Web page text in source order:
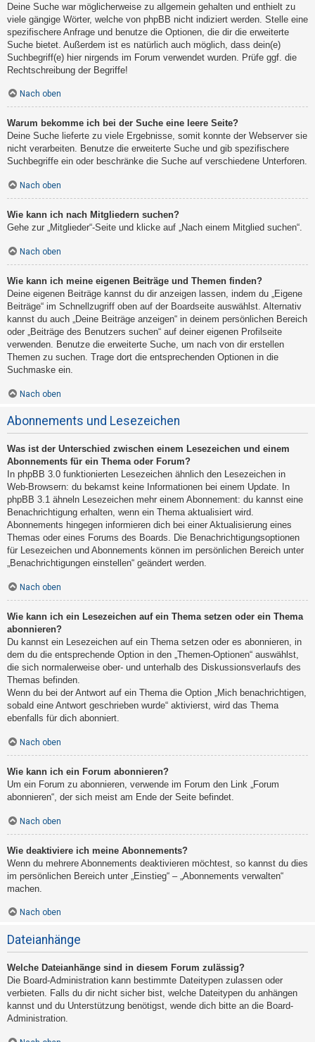
Deine Suche war möglicherweise zu allgemein gehalten und enthielt zu
viele gängige Wörter, welche von phpBB nicht indiziert werden. Stelle eine
spezifischere Anfrage und benutze die Optionen, die dir die erweiterte
Suche bietet. Außerdem ist es natürlich auch möglich, dass dein(e)
Suchbegriff(e) hier nirgends im Forum verwendet wurden. Prüfe ggf. die
Rechtschreibung der Begriffe!
Nach oben
Warum bekomme ich bei der Suche eine leere Seite?
Deine Suche lieferte zu viele Ergebnisse, somit konnte der Webserver sie
nicht verarbeiten. Benutze die erweiterte Suche und gib spezifischere
Suchbegriffe ein oder beschränke die Suche auf verschiedene Unterforen.
Nach oben
Wie kann ich nach Mitgliedern suchen?
Gehe zur „Mitglieder“-Seite und klicke auf „Nach einem Mitglied suchen“.
Nach oben
Wie kann ich meine eigenen Beiträge und Themen finden?
Deine eigenen Beiträge kannst du dir anzeigen lassen, indem du „Eigene
Beiträge“ im Schnellzugriff oben auf der Boardseite auswählst. Alternativ
kannst du auch „Deine Beiträge anzeigen“ in deinem persönlichen Bereich
oder „Beiträge des Benutzers suchen“ auf deiner eigenen Profilseite
verwenden. Benutze die erweiterte Suche, um nach von dir erstellen
Themen zu suchen. Trage dort die entsprechenden Optionen in die
Suchmaske ein.
Nach oben
Abonnements und Lesezeichen
Was ist der Unterschied zwischen einem Lesezeichen und einem
Abonnements für ein Thema oder Forum?
In phpBB 3.0 funktionierten Lesezeichen ähnlich den Lesezeichen in
Web-Browsern: du bekamst keine Informationen bei einem Update. In
phpBB 3.1 ähneln Lesezeichen mehr einem Abonnement: du kannst eine
Benachrichtigung erhalten, wenn ein Thema aktualisiert wird.
Abonnements hingegen informieren dich bei einer Aktualisierung eines
Themas oder eines Forums des Boards. Die Benachrichtigungsoptionen
für Lesezeichen und Abonnements können im persönlichen Bereich unter
„Benachrichtigungen einstellen“ geändert werden.
Nach oben
Wie kann ich ein Lesezeichen auf ein Thema setzen oder ein Thema
abonnieren?
Du kannst ein Lesezeichen auf ein Thema setzen oder es abonnieren, in
dem du die entsprechende Option in den „Themen-Optionen“ auswählst,
die sich normalerweise ober- und unterhalb des Diskussionsverlaufs des
Themas befinden.
Wenn du bei der Antwort auf ein Thema die Option „Mich benachrichtigen,
sobald eine Antwort geschrieben wurde“ aktivierst, wird das Thema
ebenfalls für dich abonniert.
Nach oben
Wie kann ich ein Forum abonnieren?
Um ein Forum zu abonnieren, verwende im Forum den Link „Forum
abonnieren“, der sich meist am Ende der Seite befindet.
Nach oben
Wie deaktiviere ich meine Abonnements?
Wenn du mehrere Abonnements deaktivieren möchtest, so kannst du dies
im persönlichen Bereich unter „Einstieg“ – „Abonnements verwalten“
machen.
Nach oben
Dateianhänge
Welche Dateianhänge sind in diesem Forum zulässig?
Die Board-Administration kann bestimmte Dateitypen zulassen oder
verbieten. Falls du dir nicht sicher bist, welche Dateitypen du anhängen
kannst und du Unterstützung benötigst, wende dich bitte an die Board-
Administration.